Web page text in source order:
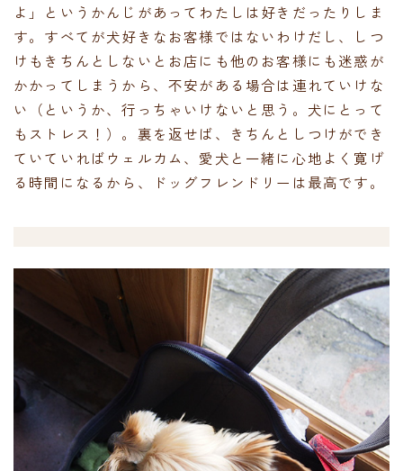
よ」というかんじがあってわたしは好きだったりしま
す。すべてが犬好きなお客様ではないわけだし、しつ
けもきちんとしないとお店にも他のお客様にも迷惑が
かかってしまうから、不安がある場合は連れていけな
い（というか、行っちゃいけないと思う。犬にとって
もストレス！）。裏を返せば、きちんとしつけができ
ていていればウェルカム、愛犬と一緒に心地よく寛げ
る時間になるから、ドッグフレンドリーは最高です。